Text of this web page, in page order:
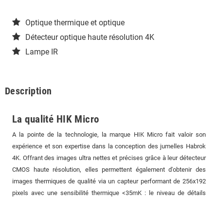
Optique thermique et optique
Détecteur optique haute résolution 4K
Lampe IR
Description
La qualité HIK Micro
A la pointe de la technologie, la marque HIK Micro fait valoir son
expérience et son expertise dans la conception des jumelles Habrok
4K. Offrant des images ultra nettes et précises grâce à leur détecteur
CMOS haute résolution, elles permettent également d'obtenir des
images thermiques de qualité via un capteur performant de 256x192
pixels avec une sensibilité thermique <35mK : le niveau de détails